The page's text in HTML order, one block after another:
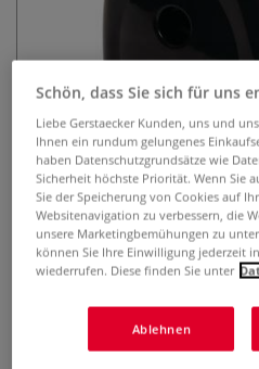
DAHLE® 133
Schön, dass Sie sich für uns
Liebe Gerstaecker Kunden, uns und
Ihnen ein rundum gelungenes
haben Datenschutzgrundsätze wie
Sicherheit höchste Priorität. Wenn Sie
Sie der Speicherung von Cookies auf
Websitenavigation zu verbessern, die
unsere Marketingbemühungen zu
können Sie Ihre Einwilligung jederzeit
wiederrufen. Diese finden Sie unter
Ablehnen